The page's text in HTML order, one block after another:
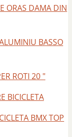
ORAS DAMA DIN
BASSO
ROTI 20 "
BICICLETA
BMX TOP